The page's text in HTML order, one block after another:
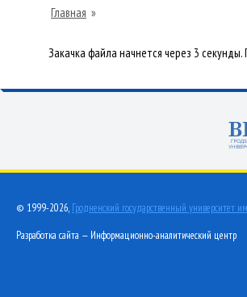
Главная »
Закачка файла начнется через 3
© 1999-2026, Гродненский государственный университет
Разработка сайта — Информационно-аналитический центр